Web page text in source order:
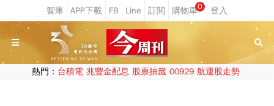
0
熱門： 台積電 兆豐金配息 股票抽籤 00929 航運股走勢